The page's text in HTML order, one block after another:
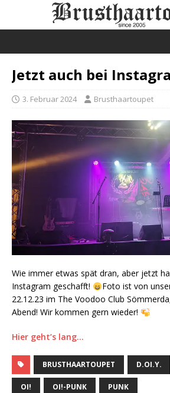
Jetzt auch bei
3. Februar 2024 Brusthaartoupet
Wie immer etwas spät dran, aber jetzt
Instagram geschafft!
Foto ist von
22.12.23 im The Voodoo Club
Abend! Wir kommen gern wieder!
Hier geht’s lang…
BRUSTHAARTOUPET D.OI.Y.
OI! OI!-PUNK PUNK